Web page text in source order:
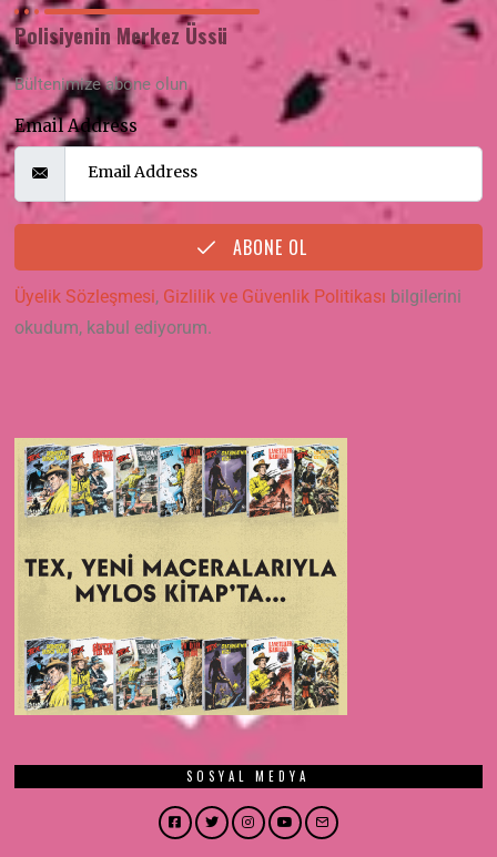
Polisiyenin Merkez Üssü
Bültenimize abone olun
Email Address
ABONE OL
Üyelik Sözleşmesi, Gizlilik ve Güvenlik Politikası bilgilerini
okudum, kabul ediyorum.
SOSYAL MEDYA
Facebook
TwitterInstagram
YouTubeEmail